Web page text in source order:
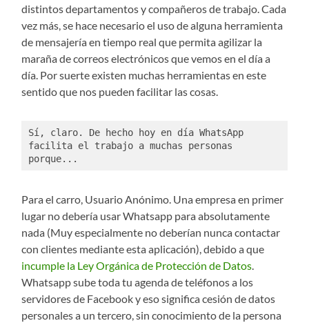
distintos departamentos y compañeros de trabajo. Cada
vez más, se hace necesario el uso de alguna herramienta
de mensajería en tiempo real que permita agilizar la
maraña de correos electrónicos que vemos en el día a
día. Por suerte existen muchas herramientas en este
sentido que nos pueden facilitar las cosas.
Sí, claro. De hecho hoy en día WhatsApp
facilita el trabajo a muchas personas
porque...
Para el carro, Usuario Anónimo. Una empresa en primer
lugar no debería usar Whatsapp para absolutamente
nada (Muy especialmente no deberían nunca contactar
con clientes mediante esta aplicación), debido a que
incumple la Ley Orgánica de Protección de Datos.
Whatsapp sube toda tu agenda de teléfonos a los
servidores de Facebook y eso significa cesión de datos
personales a un tercero, sin conocimiento de la persona